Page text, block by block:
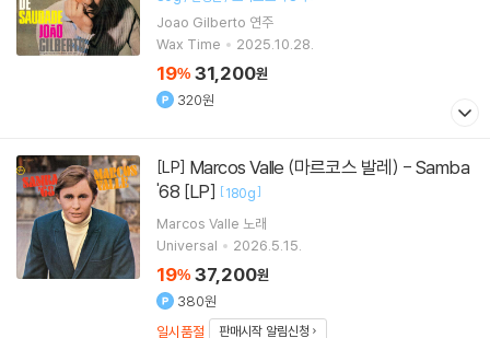
Joao Gilberto 연주
Wax Time
2025.10.28.
19% 31,200원
320원
[LP]
'68 [LP] [180g]
Marcos Valle 노래
Universal
2026.5.15.
19% 37,200원
380원
일시품절
판매시작 알림신청